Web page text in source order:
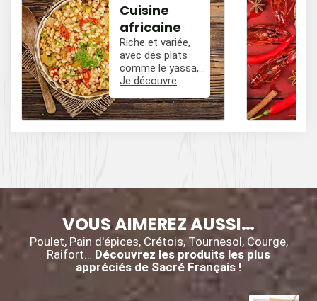
Cuisine
africaine
Riche et variée,
avec des plats
comme le yassa,
le poulet mafé, et
épicées avec du
poivre, du cumin,
et des piments.
Je découvre
VOUS AIMEREZ AUSSI…
Poulet, Pain d'épices, Crétois, Tournesol, Courge,
Raifort… Découvrez les produits les plus
appréciés de Sacré Français !